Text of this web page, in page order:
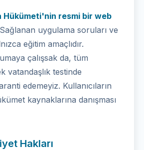
Hükümeti'nin resmi bir web
Sağlanan uygulama soruları ve
eğitim amaçlıdır.
çalışsak da, tüm
vatandaşlık testinde
edemeyiz. Kullanıcıların
kaynaklarına danışması
Hakları